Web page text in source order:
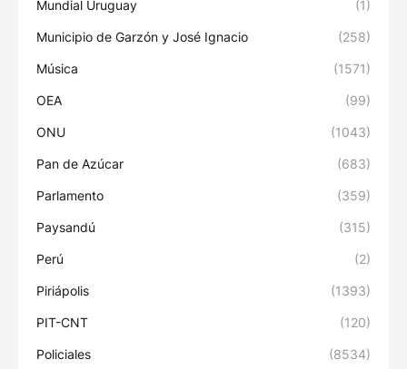
Mundial Uruguay (1)
Municipio de Garzón y José Ignacio (258)
Música (1571)
OEA (99)
ONU (1043)
Pan de Azúcar (683)
Parlamento (359)
Paysandú (315)
Perú (2)
Piriápolis (1393)
PIT-CNT (120)
Policiales (8534)